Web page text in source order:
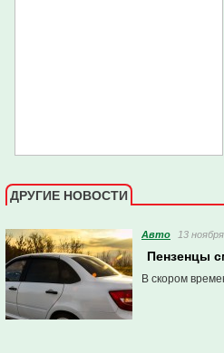
ДРУГИЕ НОВОСТИ
Авто 13
Пензенцы
В скором